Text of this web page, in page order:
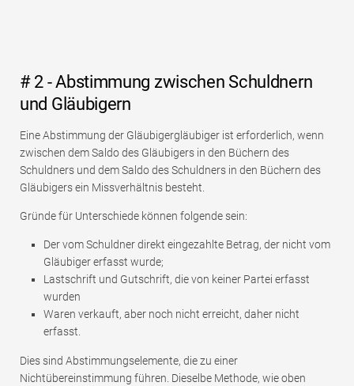
# 2 - Abstimmung zwischen Schuldnern
und Gläubigern
Eine Abstimmung der Gläubigergläubiger ist erforderlich, wenn
zwischen dem Saldo des Gläubigers in den Büchern des
Schuldners und dem Saldo des Schuldners in den Büchern des
Gläubigers ein Missverhältnis besteht.
Gründe für Unterschiede können folgende sein:
Der vom Schuldner direkt eingezahlte Betrag, der nicht vom
Gläubiger erfasst wurde;
Lastschrift und Gutschrift, die von keiner Partei erfasst
wurden
Waren verkauft, aber noch nicht erreicht, daher nicht
erfasst.
Dies sind Abstimmungselemente, die zu einer
Nichtübereinstimmung führen. Dieselbe Methode, wie oben